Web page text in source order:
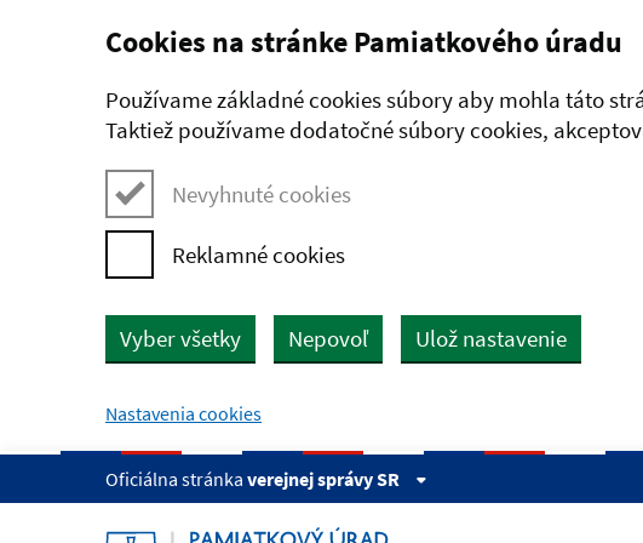
Preskočiť na hlavný obsah
Cookies na stránke Pamiatkového úradu
Používame základné cookies súbory aby mohla táto
Taktiež používame dodatočné súbory cookies,
Nevyhnuté cookies
Reklamné cookies
Vyber všetky Nepovoľ Ulož nastavenie
Nastavenia cookies
Oficiálna stránka verejnej správy SR